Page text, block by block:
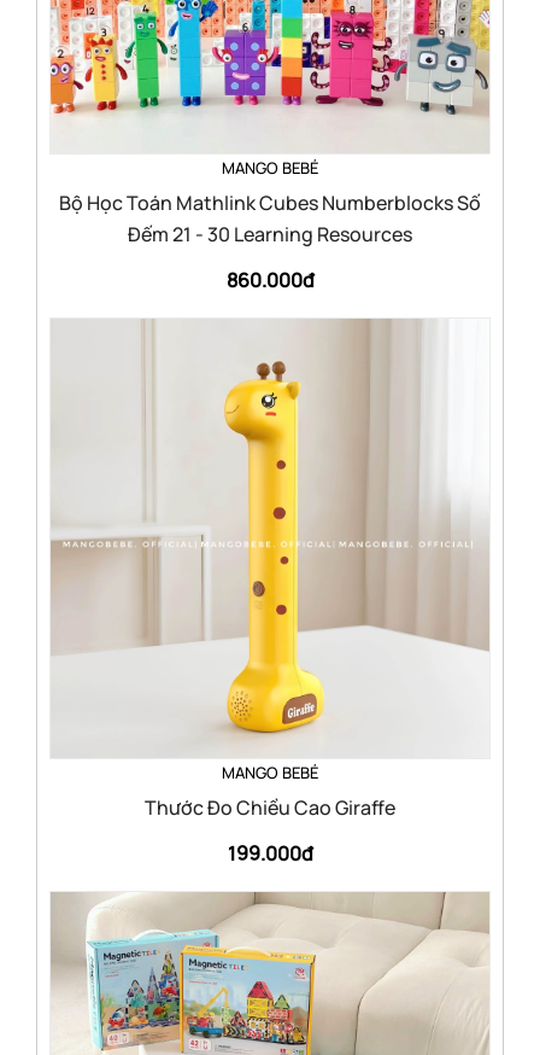
MANGO BEBÉ
Bộ Học Toán Mathlink Cubes Numberblocks Số
Đếm 21 - 30 Learning Resources
860.000đ
MANGO BEBÉ
Thước Đo Chiều Cao Giraffe
199.000đ